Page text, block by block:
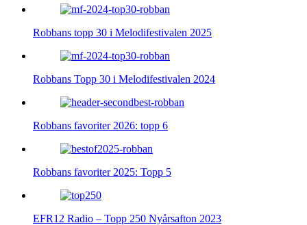
Robbans topp 30 i Melodifestivalen 2025
Robbans Topp 30 i Melodifestivalen 2024
Robbans favoriter 2026: topp 6
Robbans favoriter 2025: Topp 5
EFR12 Radio – Topp 250 Nyårsafton 2023